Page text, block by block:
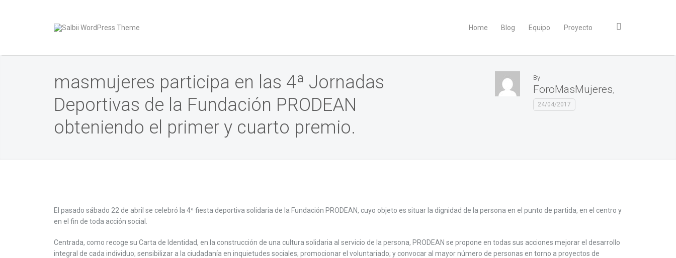
Home Blog Equipo Proyecto
masmujeres participa en las 4ª Jornadas
Deportivas de la Fundación PRODEAN
obteniendo el primer y cuarto premio.
By
ForoMasMujeres
24/04/2017
El pasado sábado 22 de abril se celebró la 4ª fiesta deportiva solidaria de la Fundación PRODEAN, cuyo objeto es situar la dignidad de la persona en el punto de partida, en el centro y
en el fin de toda acción social.
Centrada, como recoge su Carta de Identidad, en la construcción de una cultura solidaria al servicio de la persona, PRODEAN se propone en todas sus acciones mejorar el desarrollo
integral de cada individuo; sensibilizar a la ciudadanía en inquietudes sociales; promocionar el voluntariado; y convocar al mayor número de personas en torno a proyectos de